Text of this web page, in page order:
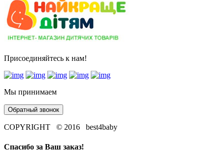
Присоединяйтесь к нам!
Мы принимаем
Обратный звонок
COPYRIGHT © 2016 best4baby
Спасибо за Ваш заказ!